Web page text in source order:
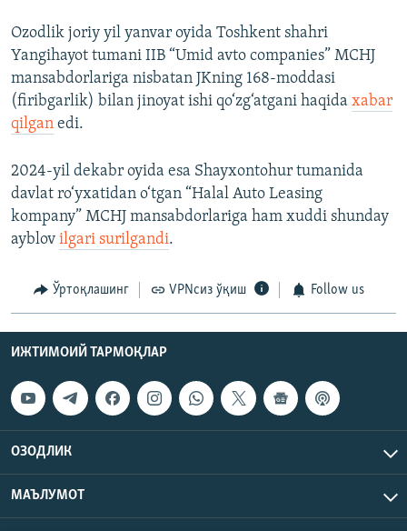
Ozodlik joriy yil yanvar oyida Toshkent shahri
Yangihayot tumani IIB “Umid avto companies” MCHJ
mansabdorlariga nisbatan JKning 168-moddasi
(firibgarlik) bilan jinoyat ishi qo‘zg‘atgani haqida xabar
qilgan edi.
2024-yil dekabr oyida esa Shayxontohur tumanida
davlat ro‘yxatidan o‘tgan “Halal Auto Leasing
kompany” MCHJ mansabdorlariga ham xuddi shunday
ayblov ilgari surilgandi.
Ўртоқлашинг VPNсиз ўқиш Follow us
ИЖТИМОИЙ ТАРМОҚЛАР
ОЗОДЛИК
МАЪЛУМОТ